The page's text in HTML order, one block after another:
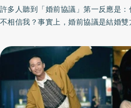
許多人聽到「婚前協議」第一反應是
不相信我？事實上，婚前協議是結婚雙
德芬於《關係不是愛情，而是修行》
滾打的觀察和實戰經驗，帶領讀者全
目中想要成為的人。以下為原書摘文：